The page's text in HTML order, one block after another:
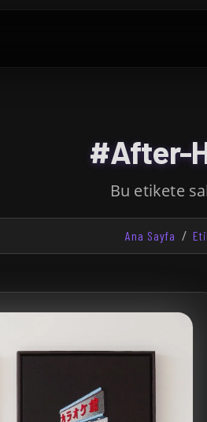
#After-
Bu etikete
Ana Sayfa